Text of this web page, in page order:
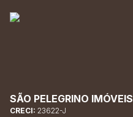
SÃO PELEGRINO IMÓVEIS
CRECI: 23622-J